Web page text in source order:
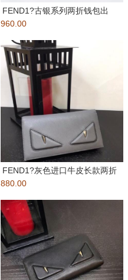
FEND1?古银系列两折钱包出
货????头层进口?牛皮，里外
960.00
FEND1?灰色进口牛皮长款两折
西装夹钱包男女通用款出货??
880.00